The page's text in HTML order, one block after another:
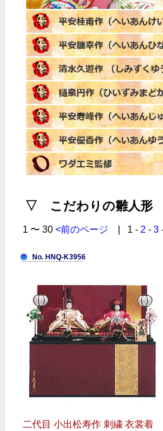
▽ こだわりの雛人形
1 〜 30 <前のページ | 1 - 2 - 3
No. HNQ-K3956
二代目 小出松寿作 刺繍 衣裳着